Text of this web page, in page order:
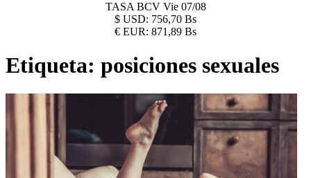
TASA BCV Vie 07/08
$ USD: 756,70 Bs
€ EUR: 871,89 Bs
Etiqueta: posiciones sexuales